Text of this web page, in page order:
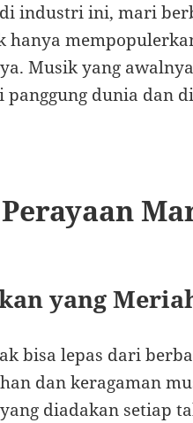
industri ini, mari
hanya
Musik yang
dunia dan
yang
bisa lepas dari
dan keragaman
diadakan setiap